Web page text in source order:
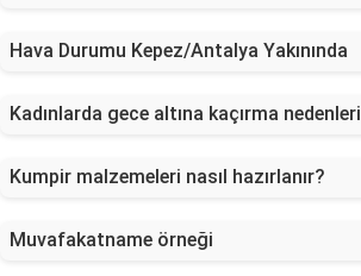
Hava Durumu Kepez/Antalya Yakınında
Kadınlarda gece altına kaçırma nedenleri
Kumpir malzemeleri nasıl hazırlanır?
Muvafakatname örneği